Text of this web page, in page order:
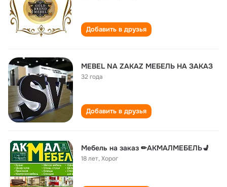
Добавить в друзья
MEBEL NA ZAKAZ МЕБЕЛЬ НА ЗАКАЗ
32 года
Добавить в друзья
Мебель на заказ ✏АКМАЛМЕБЕЛЬ💺
18 лет,Хорог